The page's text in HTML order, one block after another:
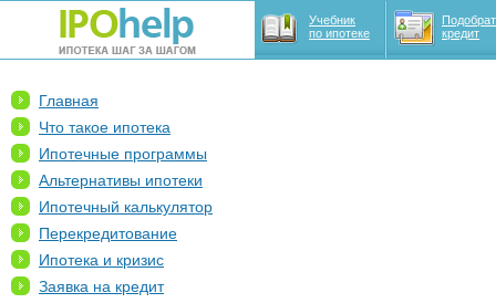
Учебник
по ипотеке
кредит
Главная
Что такое ипотека
Ипотечные программы
Альтернативы ипотеки
Ипотечный калькулятор
Перекредитование
Ипотека и кризис
Заявка на кредит